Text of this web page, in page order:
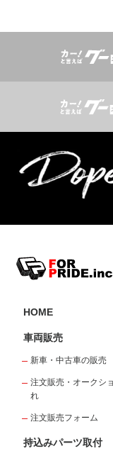
HOME
車両販売
新車・中古車の販売
注文販売・オークシ
れ
注文販売フォーム
持込みパーツ取付